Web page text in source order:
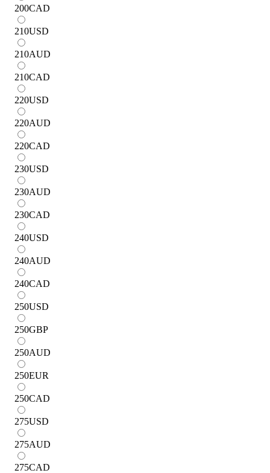
200CAD
210USD
210AUD
210CAD
220USD
220AUD
220CAD
230USD
230AUD
230CAD
240USD
240AUD
240CAD
250USD
250GBP
250AUD
250EUR
250CAD
275USD
275AUD
275CAD